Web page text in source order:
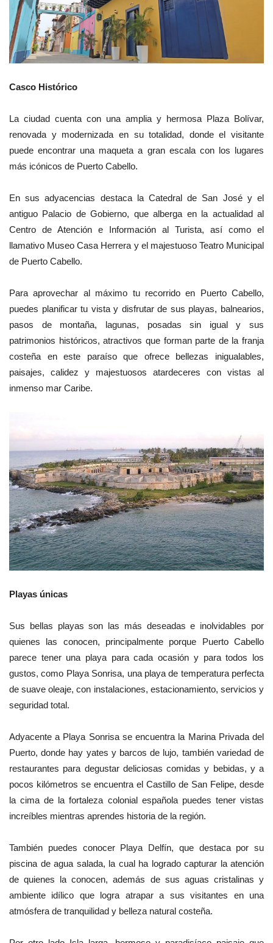
Casco Histórico
La ciudad cuenta con una amplia y hermosa Plaza Bolívar,
renovada y modernizada en su totalidad, donde el visitante
puede encontrar una maqueta a gran escala con los lugares
más icónicos de Puerto Cabello.
En sus adyacencias destaca la Catedral de San José y el
antiguo Palacio de Gobierno, que alberga en la actualidad al
Centro de Atención e Información al Turista, así como el
llamativo Museo Casa Herrera y el majestuoso Teatro Municipal
de Puerto Cabello.
Para aprovechar al máximo tu recorrido en Puerto Cabello,
puedes planificar tu vista y disfrutar de sus playas, balnearios,
pasos de montaña, lagunas, posadas sin igual y sus
patrimonios históricos, atractivos que forman parte de la franja
costeña en este paraíso que ofrece bellezas inigualables,
paisajes, calidez y majestuosos atardeceres con vistas al
inmenso mar Caribe.
Playas únicas
Sus bellas playas son las más deseadas e inolvidables por
quienes las conocen, principalmente porque Puerto Cabello
parece tener una playa para cada ocasión y para todos los
gustos, como Playa Sonrisa, una playa de temperatura perfecta
de suave oleaje, con instalaciones, estacionamiento, servicios y
seguridad total.
Adyacente a Playa Sonrisa se encuentra la Marina Privada del
Puerto, donde hay yates y barcos de lujo, también variedad de
restaurantes para degustar deliciosas comidas y bebidas, y a
pocos kilómetros se encuentra el Castillo de San Felipe, desde
la cima de la fortaleza colonial española puedes tener vistas
increíbles mientras aprendes historia de la región.
También puedes conocer Playa Delfín, que destaca por su
piscina de agua salada, la cual ha logrado capturar la atención
de quienes la conocen, además de sus aguas cristalinas y
ambiente idílico que logra atrapar a sus visitantes en una
atmósfera de tranquilidad y belleza natural costeña.